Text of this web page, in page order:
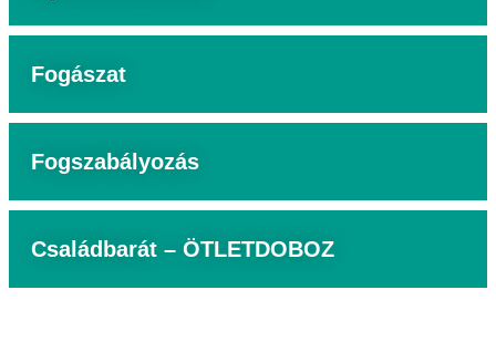
Fogászat
Fogszabályozás
Családbarát – ÖTLETDOBOZ